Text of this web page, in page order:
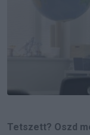
Tetszett? Oszd